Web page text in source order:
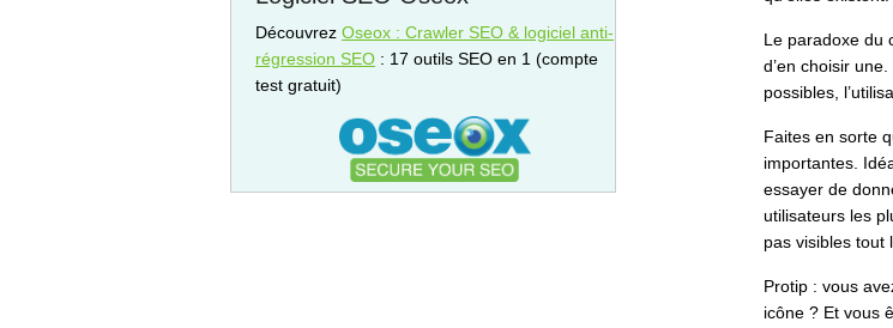
Le paradoxe du
d’en choisir
possibles,
Faites en sorte
importantes.
essayer de
utilisateurs les
pas visibles tout
Protip : vous
icône ? Et vous
Découvrez Oseox : Crawler SEO & logiciel anti-
régression SEO : 17 outils SEO en 1 (compte
test gratuit)